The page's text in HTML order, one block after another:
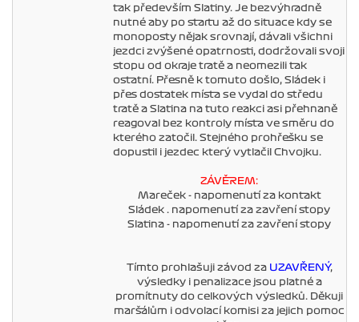
tak především Slatiny. Je bezvýhradně
nutné aby po startu až do situace kdy se
monoposty nějak srovnají, dávali všichni
jezdci zvýšené opatrnosti, dodržovali svoji
stopu od okraje tratě a neomezili tak
ostatní. Přesně k tomuto došlo, Sládek i
přes dostatek místa se vydal do středu
tratě a Slatina na tuto reakci asi přehnaně
reagoval bez kontroly místa ve směru do
kterého zatočil. Stejného prohřešku se
dopustil i jezdec který vytlačil Chvojku.
ZÁVĚREM:
Mareček - napomenutí za kontakt
Sládek . napomenutí za zavření stopy
Slatina - napomenutí za zavření stopy
Tímto prohlašuji závod zaUZAVŘENÝ,
výsledky i penalizace jsou platné a
promítnuty do celkových výsledků. Děkuji
maršálům i odvolací komisi za jejich pomoc